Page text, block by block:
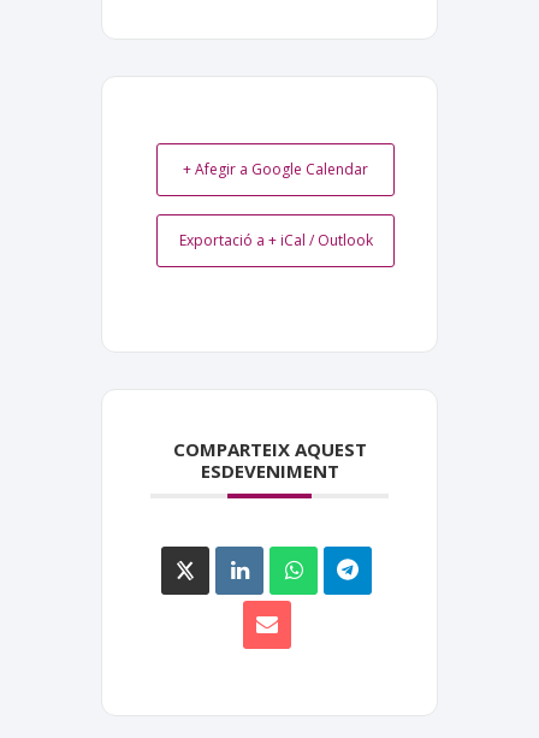
+ Afegir a Google Calendar
Exportació a + iCal / Outlook
COMPARTEIX AQUEST
ESDEVENIMENT